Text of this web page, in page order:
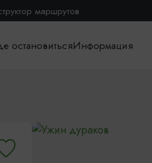
маршрутов
остановитьсяИнформация